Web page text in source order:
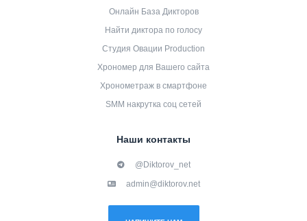
Онлайн База Дикторов
Найти диктора по голосу
Студия Овации Production
Хрономер для Вашего сайта
Хронометраж в смартфоне
SMM накрутка соц сетей
Наши контакты
@Diktorov_net
admin@diktorov.net